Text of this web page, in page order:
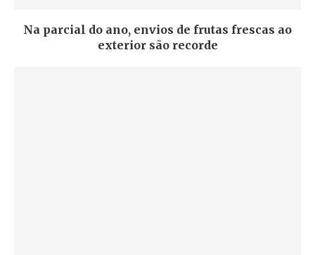
Na parcial do ano, envios de frutas frescas ao
exterior são recorde